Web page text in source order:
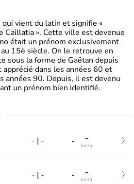
vient du latin et signifie «
Caillatia ». Cette ville est devenue
était un prénom exclusivement
15è siècle. On le retrouve en
sous la forme de Gaëtan depuis
dans les années 60 et
années 90. Depuis, il est devenu
un prénom bien identifié.
- | - - -
km/h
- | - - -
km/h